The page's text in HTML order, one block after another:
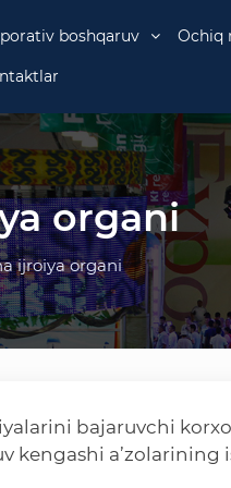
boshqaruv Ochiq
organi
ijroiya organi
bajaruvchi
kengashi a’zolarining